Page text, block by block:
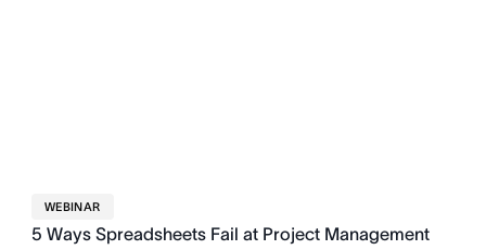
WEBINAR
5 Ways Spreadsheets Fail at Project Management